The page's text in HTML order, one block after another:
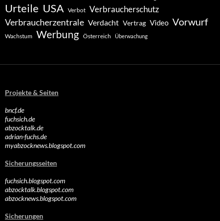
Urteile USA Verbot Verbraucherschutz
Verbraucherzentrale Verdacht Vertrag Video Vorwurf
Wachstum Werbung Österreich Überwachung
Projekte & Seiten
bncf.de
fuchsich.de
abzocktalk.de
adrian-fuchs.de
myabzocknews.blogspot.com
Sicherungsseiten
fuchsich.blogspot.com
abzocktalk.blogspot.com
abzocknews.blogspot.com
Sicherungen